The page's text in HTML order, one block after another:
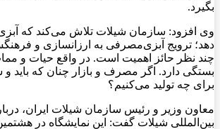
بگیرد.
وی افزود: سازمان شیلات تلاش می‌کند که
دهد؛ ترویج آبزی‌مصرفی به ارزانسازی و
چند نظر حائز اهمیت است. در واقع حیات و
بستگی دارد. اگر مصرف و بازار چنان که باید و
برای چه تولید می‌کنیم؟
معاون وزیر و رئیس سازمان شیلات ایران،